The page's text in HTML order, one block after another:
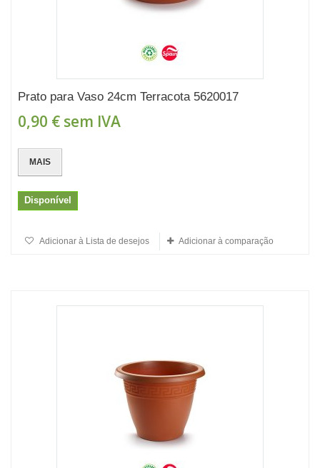
Prato para Vaso 24cm Terracota 5620017
0,90 € sem IVA
MAIS
Disponível
Adicionar à Lista de desejos Adicionar à comparação